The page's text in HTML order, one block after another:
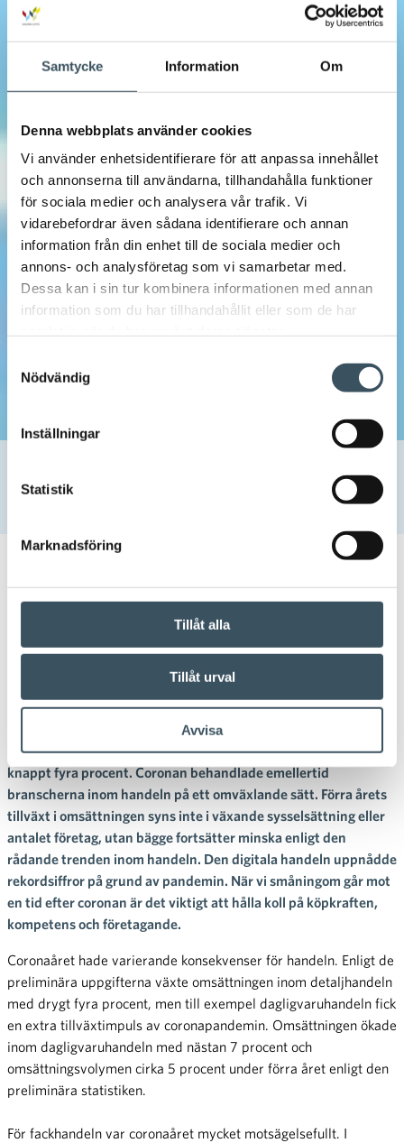
Samtycke Information Om
Denna webbplats använder cookies
Vi använder enhetsidentifierare för att anpassa innehållet
och annonserna till användarna, tillhandahålla funktioner
för sociala medier och analysera vår trafik. Vi
vidarebefordrar även sådana identifierare och annan
information från din enhet till de sociala medier och
annons- och analysföretag som vi samarbetar med.
Dessa kan i sin tur kombinera informationen med annan
information som du har tillhandahållit eller som de har
Nödvändig
Inställningar
Statistik
Marknadsföring
Tillåt alla
Tillåt urval
Avvisa
Coronan bidrog till tillväxt inom handeln – sysselsättningen
03.02.2021 11:12 Pressmeddelande coronavirus,handeln,sysselsättning,
utsikter
Coronan bidrog till tillväxt inom
handeln – sysselsättningen
minskade
Under coronaåret ökade omsättningen inom detaljhandeln med
knappt fyra procent. Coronan behandlade emellertid
branscherna inom handeln på ett omväxlande sätt. Förra årets
tillväxt i omsättningen syns inte i växande sysselsättning eller
antalet företag, utan bägge fortsätter minska enligt den
rådande trenden inom handeln. Den digitala handeln uppnådde
rekordsiffror på grund av pandemin. När vi småningom går mot
en tid efter coronan är det viktigt att hålla koll på köpkraften,
kompetens och företagande.
Coronaåret hade varierande konsekvenser för handeln. Enligt de
preliminära uppgifterna växte omsättningen inom detaljhandeln
med drygt fyra procent, men till exempel dagligvaruhandeln fick
en extra tillväxtimpuls av coronapandemin. Omsättningen ökade
inom dagligvaruhandeln med nästan 7 procent och
omsättningsvolymen cirka 5 procent under förra året enligt den
preliminära statistiken.
För fackhandeln var coronaåret mycket motsägelsefullt. I